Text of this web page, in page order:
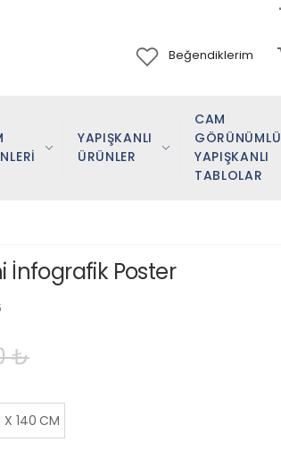
Beğendiklerim
YAPIŞKANLI
ÜRÜNLER
CAM
GÖRÜNÜMLÜ
YAPIŞKANLI
TABLOLAR
İnfografik Poster
₺
X 140 CM